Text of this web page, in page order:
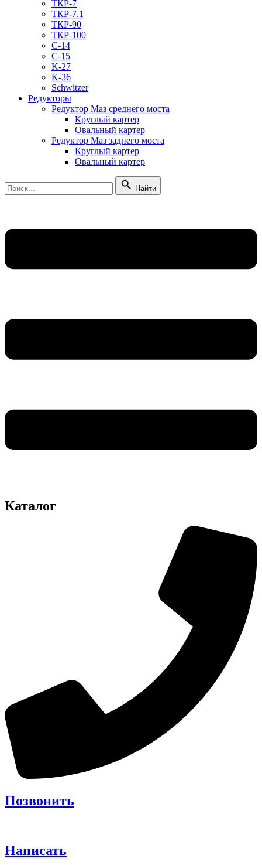
ТКР-7
ТКР-7.1
ТКР-90
ТКР-100
C-14
C-15
K-27
K-36
Schwitzer
Редукторы
Редуктор Маз среднего моста
Круглый картер
Овальный картер
Редуктор Маз заднего моста
Круглый картер
Овальный картер
Найти
Каталог
Позвонить
Написать